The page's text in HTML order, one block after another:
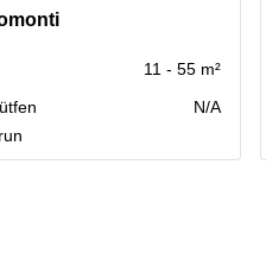
11 - 55 m²
N/A